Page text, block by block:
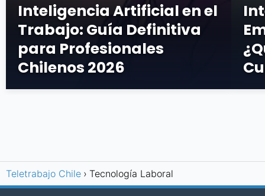
Inteligencia Artificial en el
Trabajo: Guía Definitiva
para Profesionales
Chilenos 2026
Teletrabajo Chile Tecnología Laboral